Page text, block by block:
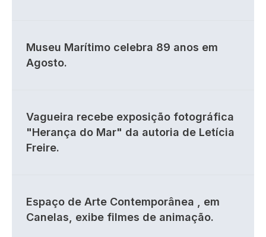
Museu Marítimo celebra 89 anos em
Agosto.
Vagueira recebe exposição fotográfica
"Herança do Mar" da autoria de Letícia
Freire.
Espaço de Arte Contemporânea , em
Canelas, exibe filmes de animação.